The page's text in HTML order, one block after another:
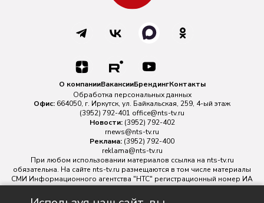
О компанииВакансииБрендингКонтакты
Обработка персональных данных
Офис: 664050, г. Иркутск, ул. Байкальская, 259, 4-ый этаж
(3952) 792-401 office@nts-tv.ru
Новости: (3952) 792-402
rnews@nts-tv.ru
Реклама: (3952) 792-400
reklama@nts-tv.ru
При любом использовании материалов ссылка на nts-tv.ru
обязательна. На сайте nts-tv.ru размещаются в том числе материалы
СМИ Информационного агентства "НТС" регистрационный номер ИА
№ ФС 77 - 88763 зарегистрировано Федеральной службой по
надзору в сфере связи, информационных технологий и массовых